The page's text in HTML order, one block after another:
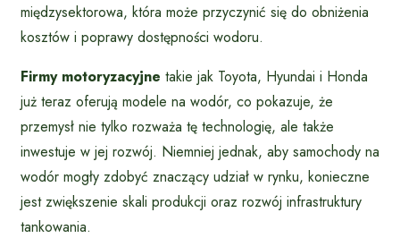
międzysektorowa, która może przyczynić się do obniżenia
kosztów i poprawy dostępności wodoru.
Firmy motoryzacyjne takie jak Toyota, Hyundai i Honda
już teraz oferują modele na wodór, co pokazuje, że
przemysł nie tylko rozważa tę technologię, ale także
inwestuje w jej rozwój. Niemniej jednak, aby samochody na
wodór mogły zdobyć znaczący udział w rynku, konieczne
jest zwiększenie skali produkcji oraz rozwój infrastruktury
tankowania.